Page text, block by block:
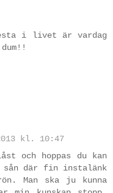
i livet är vardag
kl. 10:47
och hoppas du kan
där fin instalänk
Man ska ju kunna